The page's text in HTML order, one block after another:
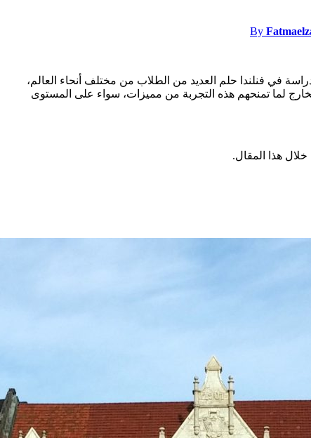
By
في فنلندا حلم العديد من الطلاب من مختلف أنحاء العالم،
لما تمنحهم هذه التجربة من مميزات، سواء على المستوى
هذا المقال.